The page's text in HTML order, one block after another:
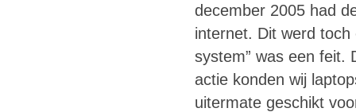
december 2005 had
internet. Dit werd toch
system” was een feit.
actie konden wij
uitermate geschikt